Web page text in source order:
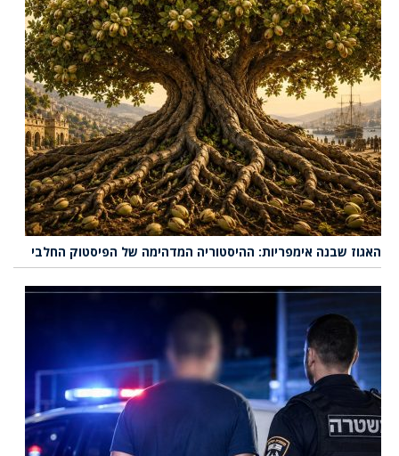
האגוז שבנה אימפריות: ההיסטוריה המדהימה של הפיסטוק החלבי